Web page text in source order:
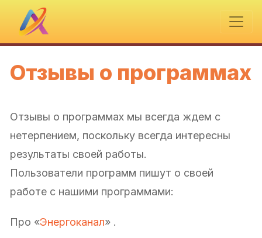
Отзывы о программах
Отзывы о программах мы всегда ждем с
нетерпением, поскольку всегда интересны
результаты своей работы.
Пользователи программ пишут о своей
работе с нашими программами:
Про «Энергоканал» .